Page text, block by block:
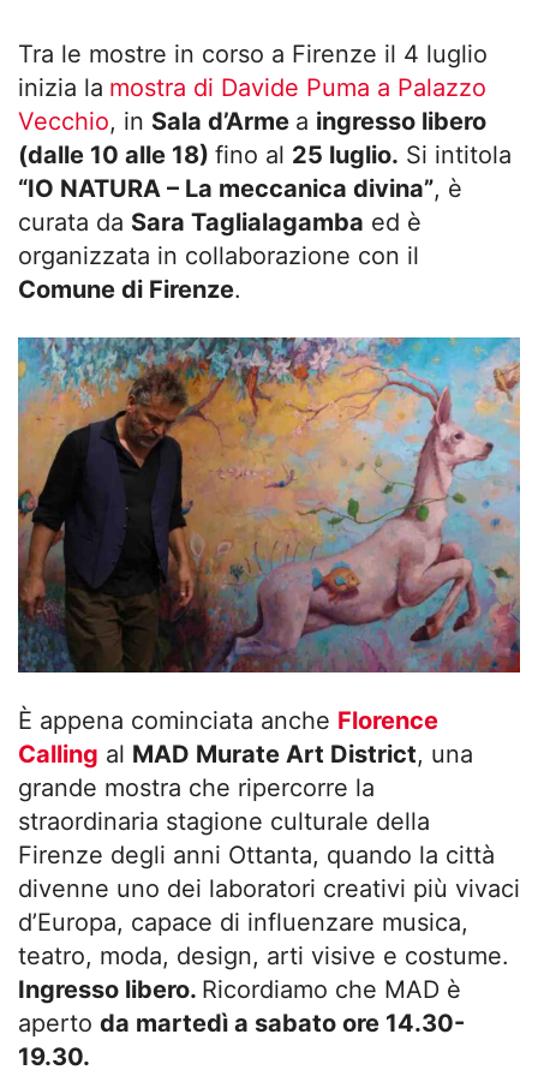
Tra le mostre in corso a Firenze il 4 luglio
inizia la mostra di Davide Puma a Palazzo
Vecchio, in Sala d’Arme a ingresso libero
(dalle 10 alle 18) fino al 25 luglio. Si intitola
“IO NATURA – La meccanica divina”, è
curata da Sara Taglialagamba ed è
organizzata in collaborazione con il
Comune di Firenze.
È appena cominciata anche Florence
Calling al MAD Murate Art District, una
grande mostra che ripercorre la
straordinaria stagione culturale della
Firenze degli anni Ottanta, quando la città
divenne uno dei laboratori creativi più vivaci
d’Europa, capace di influenzare musica,
teatro, moda, design, arti visive e costume.
Ingresso libero. Ricordiamo che MAD è
aperto da martedì a sabato ore 14.30-
19.30.